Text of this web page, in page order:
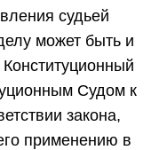
судьей
может быть и
Судом к
закона,
применению в